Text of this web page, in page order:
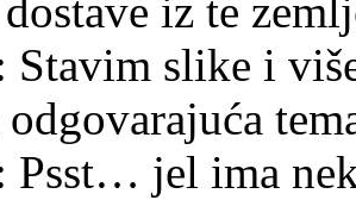
iz te
Stavim slike i
Psst… jel ima